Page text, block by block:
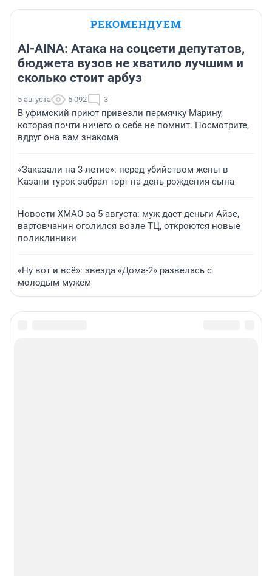
РЕКОМЕНДУЕМ
AI-AINA: Атака на соцсети депутатов,
бюджета вузов не хватило лучшим и
сколько стоит арбуз
5 августа 5 092 3
В уфимский приют привезли пермячку Марину,
которая почти ничего о себе не помнит. Посмотрите,
вдруг она вам знакома
«Заказали на 3-летие»: перед убийством жены в
Казани турок забрал торт на день рождения сына
Новости ХМАО за 5 августа: муж дает деньги Айзе,
вартовчанин оголился возле ТЦ, откроются новые
поликлиники
«Ну вот и всё»: звезда «Дома-2» развелась с
молодым мужем